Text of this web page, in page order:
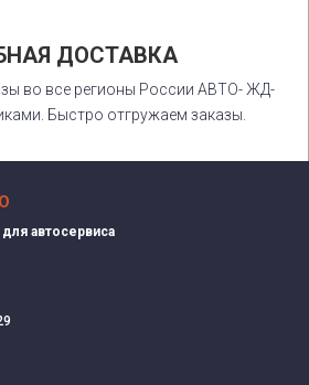
ДОСТАВКА
во все регионы России АВТО- ЖД-
Быстро отгружаем заказы.
автосервиса